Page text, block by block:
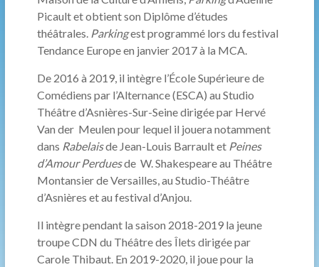
Picault et obtient son Diplôme d’études
théâtrales. Parkingest programmé lors du festival
Tendance Europe en janvier 2017 à la MCA.
De 2016 à 2019, il intègre l’École Supérieure de
Comédiens par l’Alternance (ESCA) au Studio
Théâtre d’Asnières-Sur-Seine dirigée par Hervé
Van der Meulen pour lequel il jouera notamment
dans Rabelaisde Jean-Louis Barrault et Peines
d’Amour Perduesde W. Shakespeare au Théâtre
Montansier de Versailles, au Studio-Théâtre
d’Asnières et au festival d’Anjou.
Il intègre pendant la saison 2018-2019 la jeune
troupe CDN du Théâtre des Îlets dirigée par
Carole Thibaut. En 2019-2020, il joue pour la